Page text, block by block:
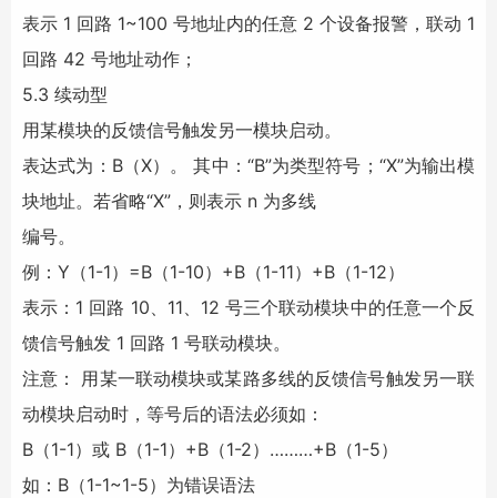
表示 1 回路 1~100 号地址内的任意 2 个设备报警，联动 1
回路 42 号地址动作；
5.3 续动型
用某模块的反馈信号触发另一模块启动。
表达式为：B（X）。 其中：“B”为类型符号；“X”为输出模
块地址。若省略“X”，则表示 n 为多线
编号。
例：Y（1-1）=B（1-10）+B（1-11）+B（1-12）
表示：1 回路 10、11、12 号三个联动模块中的任意一个反
馈信号触发 1 回路 1 号联动模块。
注意： 用某一联动模块或某路多线的反馈信号触发另一联
动模块启动时，等号后的语法必须如：
B（1-1）或 B（1-1）+B（1-2）………+B（1-5）
如：B（1-1~1-5）为错误语法